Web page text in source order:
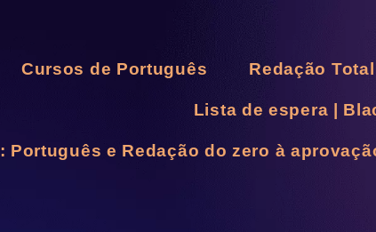
Cursos de Português Redação Total
Lista de espera |
Português e Redação do zero à